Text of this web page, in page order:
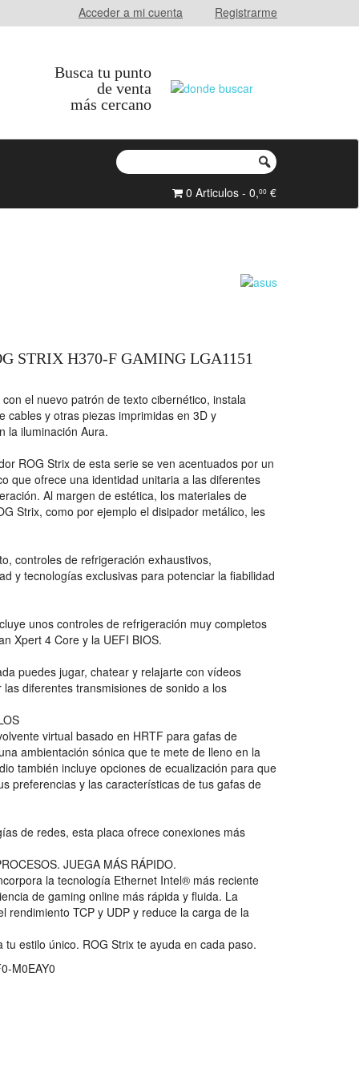
Acceder a mi cuenta Registrarme
Busca tu punto
de venta
más cercano
0 Articulos - 0,00 €
STRIX H370-F GAMING LGA1151
el nuevo patrón de texto cibernético, instala
cables y otras piezas imprimidas en 3D y
la iluminación Aura.
ROG Strix de esta serie se ven acentuados por un
que ofrece una identidad unitaria a las diferentes
Al margen de estética, los materiales de
Strix, como por ejemplo el disipador metálico, les
controles de refrigeración exhaustivos,
y tecnologías exclusivas para potenciar la fiabilidad
unos controles de refrigeración muy completos
Xpert 4 Core y la UEFI BIOS.
puedes jugar, chatear y relajarte con vídeos
diferentes transmisiones de sonido a los
virtual basado en HRTF para gafas de
ambientación sónica que te mete de lleno en la
también incluye opciones de ecualización para que
preferencias y las características de tus gafas de
de redes, esta placa ofrece conexiones más
JUEGA MÁS RÁPIDO.
la tecnología Ethernet Intel® más reciente
de gaming online más rápida y fluida. La
rendimiento TCP y UDP y reduce la carga de la
estilo único. ROG Strix te ayuda en cada paso.
M0EAY0